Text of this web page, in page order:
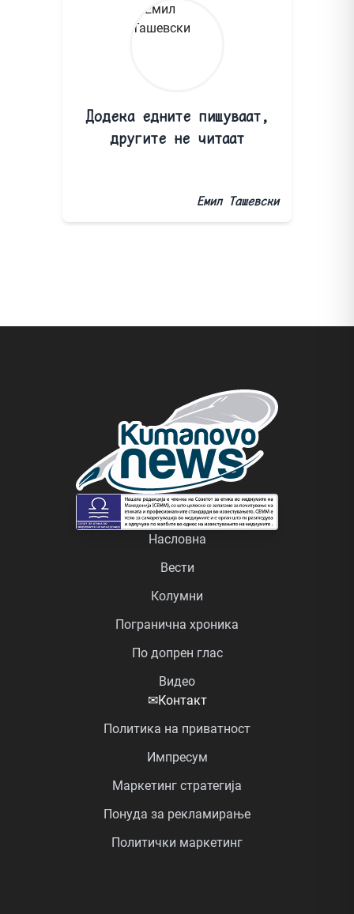
Додека едните пишуваат,
другите не читаат
Емил Ташевски
Насловна
Вести
Колумни
Погранична хроника
По допрен глас
Видео
✉Контакт
Политика на приватност
Импресум
Маркетинг стратегија
Понуда за рекламирање
Политички маркетинг